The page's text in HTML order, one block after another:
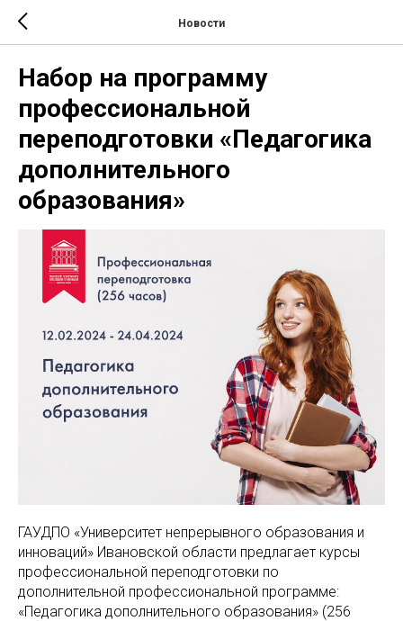
Новости
Набор на программу
профессиональной
переподготовки «Педагогика
дополнительного
образования»
ГАУДПО «Университет непрерывного образования и
инноваций» Ивановской области предлагает курсы
профессиональной переподготовки по
дополнительной профессиональной программе:
«Педагогика дополнительного образования» (256